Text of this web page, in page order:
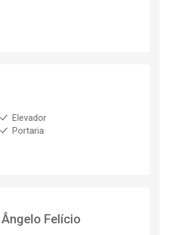
Elevador
Portaria
Felício